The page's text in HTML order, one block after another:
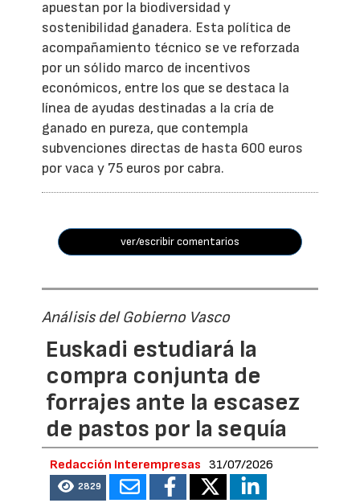
apuestan por la biodiversidad y
sostenibilidad ganadera. Esta política de
acompañamiento técnico se ve reforzada
por un sólido marco de incentivos
económicos, entre los que se destaca la
línea de ayudas destinadas a la cría de
ganado en pureza, que contempla
subvenciones directas de hasta 600 euros
por vaca y 75 euros por cabra.
ver/escribir comentarios
Análisis del Gobierno Vasco
Euskadi estudiará la
compra conjunta de
forrajes ante la escasez
de pastos por la sequía
Redacción Interempresas 31/07/2026
2829